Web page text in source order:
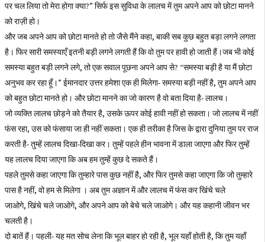
पर चल लिया तो मेरा होगा क्या?” सिर्फ इस सुविधा के लालच में तुम अपने आप को छोटा मानने
को राज़ी हो।
और जब अपने आप को छोटा मानते हो तो जैसे मैंने कहा, बाकी सब कुछ बहुत बड़ा लगने लगता
है। फिर सारी समस्याएँ इतनी बड़ी लगने लगती हैं कि वो तुम पर हावी हो जाती हैं।जब भी कोई
समस्या बहुत बड़ी लगने लगे, तो एक सवाल पूछना अपने आप से? “समस्या बड़ी है या मैं छोटा
अनुभव कर रहा हूँ।” ईमानदार उत्तर हमेशा एक ही मिलेगा- समस्या बड़ी नहीं है, तुम अपने आप
को बहुत छोटा मानते हो। और छोटा मानने का जो कारण है वो बता दिया है- लालच।
जो व्यक्ति लालच छोड़ने को तैयार है, उसके ऊपर कोई हावी नहीं हो सकता। जो लालच में नहीं
फंस रहा, उस को फंसाया जा ही नहीं सकता। एक ही तरीका है जिस के द्वारा दुनिया तुम पर राज
करती है- तुम्हें लालच दिखा-दिखा कर। तुम्हें पहले हीन भावना में डाला जाएगा और फिर तुम्हें
यह लालच दिया जाएगा कि अब हम तुम्हें कुछ दे सकते हैं।
पहले तुमसे कहा जाएगा कि तुम्हारे पास कुछ नहीं है, और फिर तुमसे कहा जाएगा कि जो तुम्हारे
पास है नहीं, वो हम से मिलेगा । अब तुम अज्ञान में और लालच में फंस कर खिंचे चले
जाओगे, खिंचे चले जाओगे, और अपने आप को बेचे चले जाओगे। और यह कहानी जीवन भर
चलती है।
दो बातें हैं। पहली- यह मत सोच लेना कि भूल बाहर हो रही है, भूल यहाँ होती है, कि तुम यहाँ